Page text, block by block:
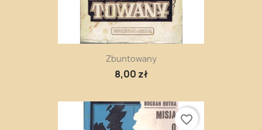
Zbuntowany
8,00 zł
favorite_border